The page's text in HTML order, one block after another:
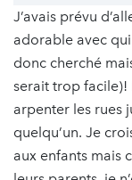
J’avais prévu
adorable avec qui
donc cherché
serait trop facile)!
arpenter les rues
quelqu’un. Je
aux enfants mais